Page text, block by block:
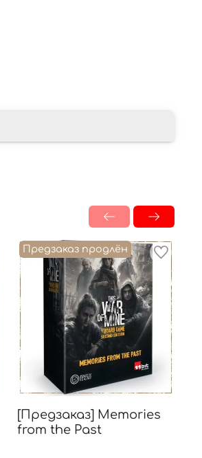
Предзаказ продлён
[Предзаказ] Memories
from the Past